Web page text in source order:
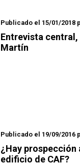
Publicado el 15/01/2018
Entrevista central,
Martín
Publicado el 19/09/2016
¿Hay prospección
edificio de CAF?